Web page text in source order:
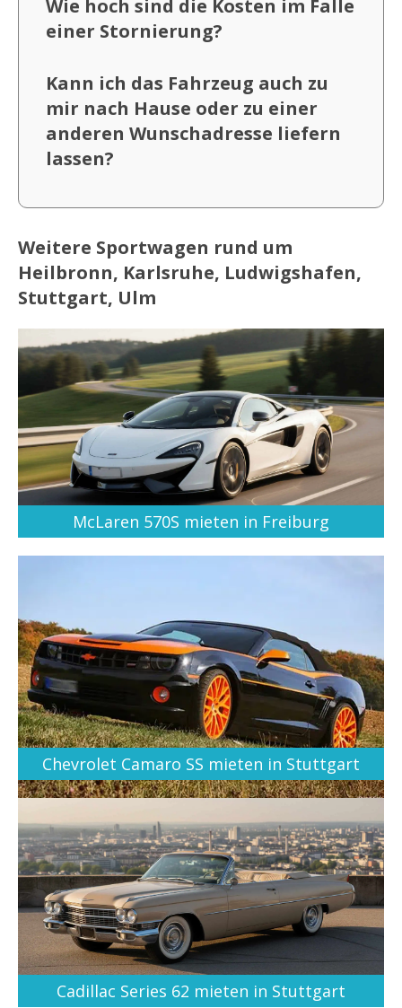
Wie hoch sind die Kosten im Falle
einer Stornierung?
Kann ich das Fahrzeug auch zu
mir nach Hause oder zu einer
anderen Wunschadresse liefern
lassen?
Weitere Sportwagen rund um
Heilbronn, Karlsruhe, Ludwigshafen,
Stuttgart, Ulm
McLaren 570S mieten in Freiburg
Chevrolet Camaro SS mieten in Stuttgart
Cadillac Series 62 mieten in Stuttgart